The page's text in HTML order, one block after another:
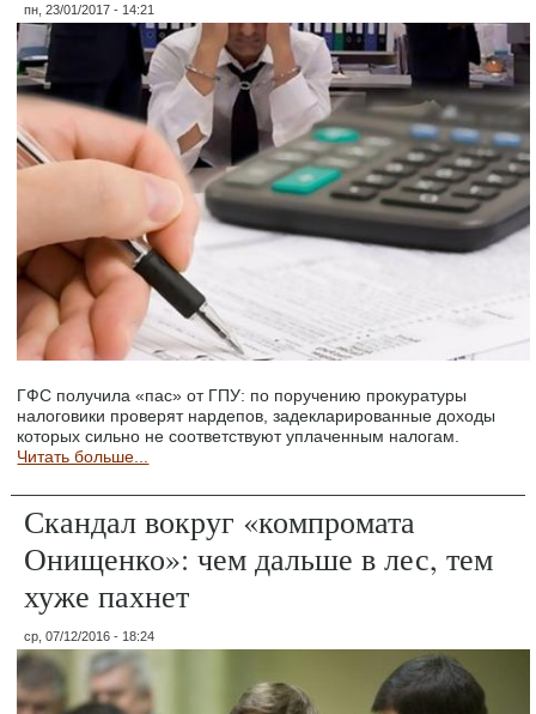
пн, 23/01/2017 - 14:21
ГФС получила «пас» от ГПУ: по поручению прокуратуры
налоговики проверят нардепов, задекларированные доходы
которых сильно не соответствуют уплаченным налогам.
Читать больше...
Скандал вокруг «компромата
Онищенко»: чем дальше в лес, тем
хуже пахнет
ср, 07/12/2016 - 18:24